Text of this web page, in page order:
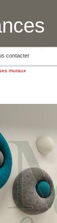
contacter
muraux